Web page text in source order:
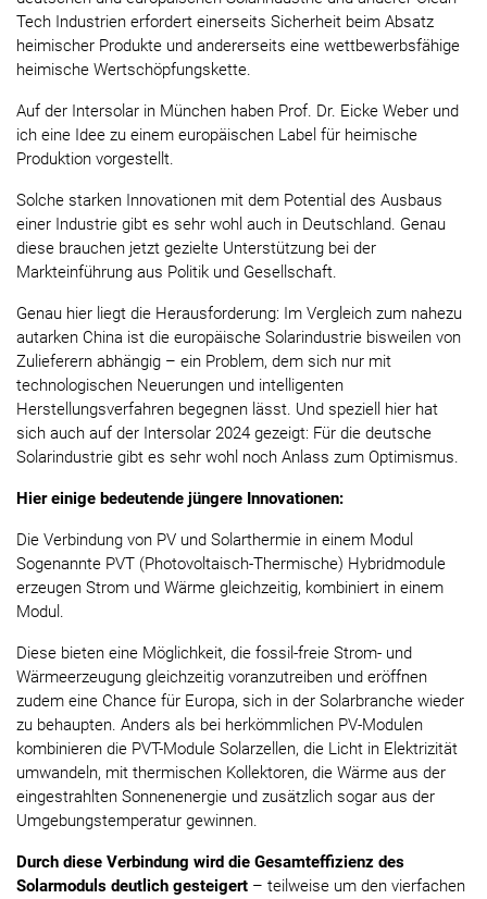
Tech Industrien erfordert einerseits Sicherheit beim Absatz
heimischer Produkte und andererseits eine wettbewerbsfähige
heimische Wertschöpfungskette.
Auf der Intersolar in München haben Prof. Dr. Eicke Weber und
ich eine Idee zu einem europäischen Label für heimische
Produktion vorgestellt.
Solche starken Innovationen mit dem Potential des Ausbaus
einer Industrie gibt es sehr wohl auch in Deutschland. Genau
diese brauchen jetzt gezielte Unterstützung bei der
Markteinführung aus Politik und Gesellschaft.
Genau hier liegt die Herausforderung: Im Vergleich zum nahezu
autarken China ist die europäische Solarindustrie bisweilen von
Zulieferern abhängig – ein Problem, dem sich nur mit
technologischen Neuerungen und intelligenten
Herstellungsverfahren begegnen lässt. Und speziell hier hat
sich auch auf der Intersolar 2024 gezeigt: Für die deutsche
Solarindustrie gibt es sehr wohl noch Anlass zum Optimismus.
Hier einige bedeutende jüngere Innovationen:
Die Verbindung von PV und Solarthermie in einem Modul
Sogenannte PVT (Photovoltaisch-Thermische) Hybridmodule
erzeugen Strom und Wärme gleichzeitig, kombiniert in einem
Modul.
Diese bieten eine Möglichkeit, die fossil-freie Strom- und
Wärmeerzeugung gleichzeitig voranzutreiben und eröffnen
zudem eine Chance für Europa, sich in der Solarbranche wieder
zu behaupten. Anders als bei herkömmlichen PV-Modulen
kombinieren die PVT-Module Solarzellen, die Licht in Elektrizität
umwandeln, mit thermischen Kollektoren, die Wärme aus der
eingestrahlten Sonnenenergie und zusätzlich sogar aus der
Umgebungstemperatur gewinnen.
Durch diese Verbindung wird die Gesamteffizienz des
Solarmoduls deutlich gesteigert – teilweise um den vierfachen